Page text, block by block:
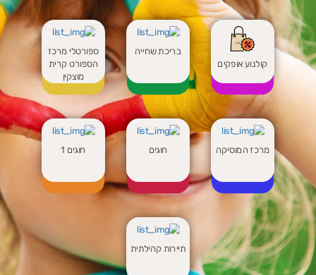
קולנוע אופקים
בריכת שחייה
ספורטלי מרכז
הספורט קרית
מוצקין
מרכז המוסיקה חוגים חוגים 1
תיירות קהילתית